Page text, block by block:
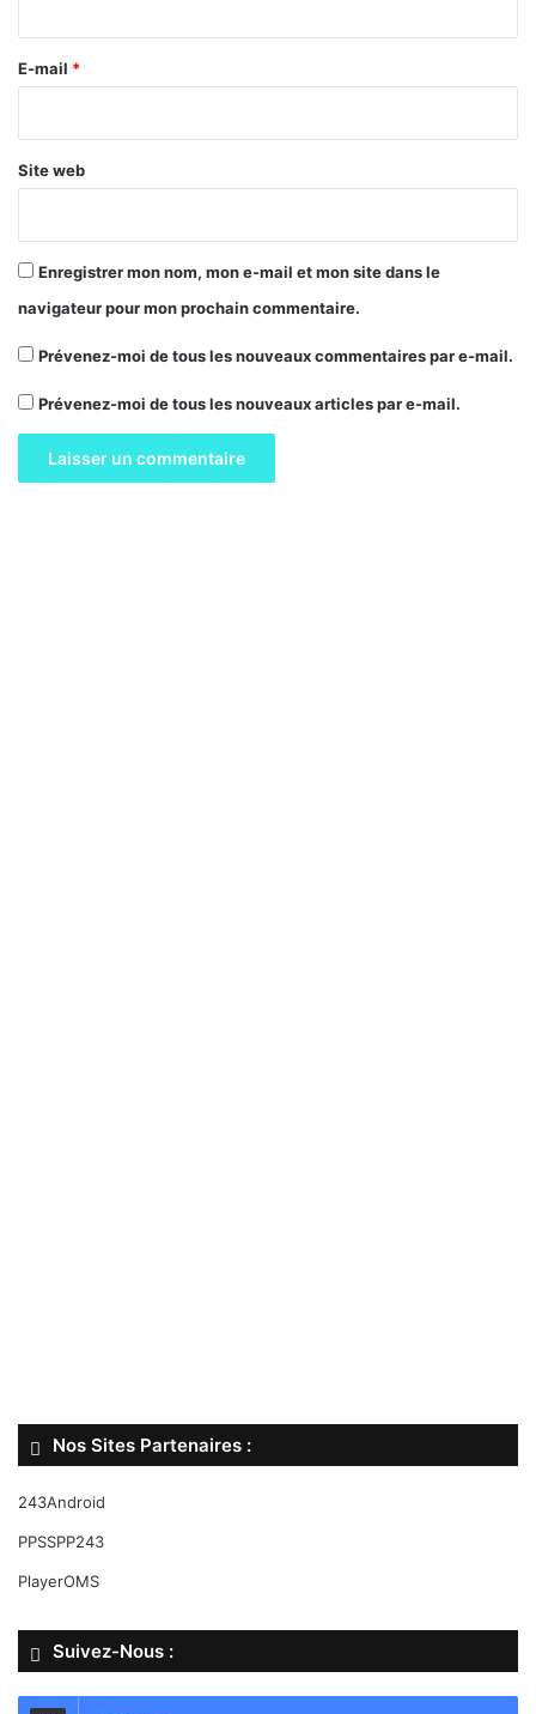
e
E-mail *
Site web
Enregistrer mon nom, mon e-mail et mon site dans le
navigateur pour mon prochain commentaire.
Prévenez-moi de tous les nouveaux commentaires par e-mail.
Prévenez-moi de tous les nouveaux articles par e-mail.
Nos Sites Partenaires :
243Android
PPSSPP243
PlayerOMS
Suivez-Nous :